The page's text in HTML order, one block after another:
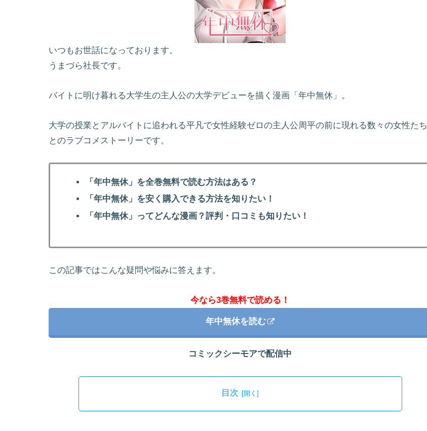
いつもお世話になっております。
うまづら社長です。
バイトに明け暮れる大学生の主人公の大学デビューを描く漫画「年中無休」。
大学の授業とアルバイトに追われる平凡で女性経験ゼロの主人公周平の前に現れる数々の女性たち
とのラブコメストーリーです。
「年中無休」を全巻無料で読む方法はある？
「年中無休」を安く購入できる方法を知りたい！
「年中無休」ってどんな漫画？評判・口コミも知りたい！
この記事ではこんな疑問や悩みに答えます。
今なら3巻無料で読める！
年中無休を読む
コミックシーモアで配信中
目次